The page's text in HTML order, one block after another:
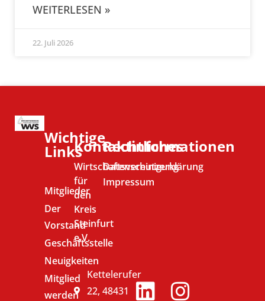
WEITERLESEN »
22. Juli 2026
Wichtige
Links
Mitglieder
Der
Vorstand
Geschäftsstelle
Neuigkeiten
Mitglied
werden
Kontaktinformationen
Wirtschaftsvereinigung
für
den
Kreis
Steinfurt
e.V.
Kettelerufer
22, 48431
Rechtliches
Datenschutzerklärung
Impressum